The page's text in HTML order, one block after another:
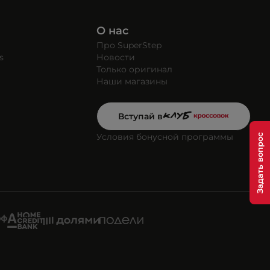
О нас
Про SuperStep
Новости
Только оригинал
Наши магазины
Вступай в
Условия бонусной программы